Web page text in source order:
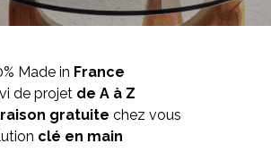
Portes Meuble bas
Made in France
de projet de A à Z
gratuite chez vous
clé en main